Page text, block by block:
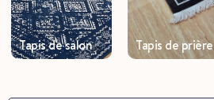
Tapis de salon Tapis de prière